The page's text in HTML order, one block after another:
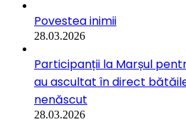
Povestea inimii
28.03.2026
Participanții la Marșul
au ascultat în direct
nenăscut
28.03.2026